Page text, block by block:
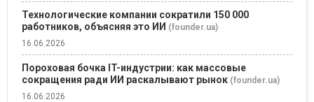
Технологические компании сократили 150 000
работников, объясняя это ИИ (founder.ua)
16.06.2026
Пороховая бочка IT-индустрии: как массовые
сокращения ради ИИ раскалывают рынок (founder.ua)
16.06.2026